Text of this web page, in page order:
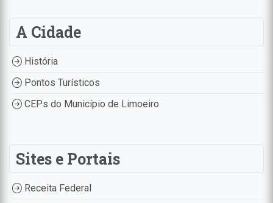
A Cidade
História
Pontos Turísticos
CEPs do Município de Limoeiro
Sites e Portais
Receita Federal